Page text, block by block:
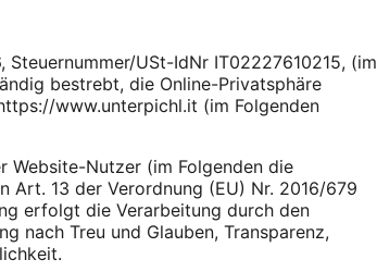
USt-IdNr IT02227610215, (im
bestrebt, die Online-Privatsphäre
www.unterpichl.it (im Folgenden
Website-Nutzer (im Folgenden die
Art. 13 der Verordnung (EU) Nr. 2016/679
erfolgt die Verarbeitung durch den
nach Treu und Glauben, Transparenz,